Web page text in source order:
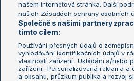
Livesport Daily
LS Prague Open
Podmínky užití
Nastavení
GDPR a žurnalistika
Reklama
Informace
našem Internetová stránka. Další
našich Zásadách ochrany osobních
Společně s našimi partnery
tímto cílem:
Používání přesných údajů o
vyhledávání identifikačních údajů v
vlastností zařízení . Ukládání a/nebo
zařízení . Personalizovaná reklama a
a obsahu, průzkum publika a rozvoj